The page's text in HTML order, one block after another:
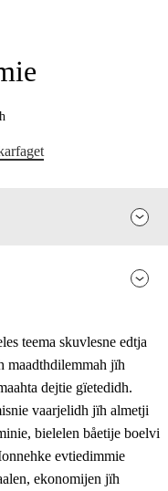
teema skuvlesne edtja
maadthdilemmah jïh
dejtie gïetedidh.
vaarjelidh jïh almetji
bielelen båetije boelvi
evtiedimmie
ekonomijen jïh